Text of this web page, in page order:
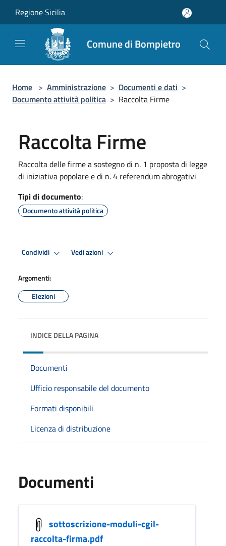
Regione Sicilia
Comune di Bompietro
Home > Amministrazione > Documenti e dati >
Documento attività politica > Raccolta Firme
Raccolta Firme
Raccolta delle firme a sostegno di n. 1 proposta di legge
di iniziativa popolare e di n. 4 referendum abrogativi
Tipi di documento:
Documento attività politica
Condividi Vedi azioni
Argomenti:
Elezioni
INDICE DELLA PAGINA
Documenti
Ufficio responsabile del documento
Formati disponibili
Licenza di distribuzione
Documenti
sottoscrizione-moduli-cgil-
raccolta-firma.pdf